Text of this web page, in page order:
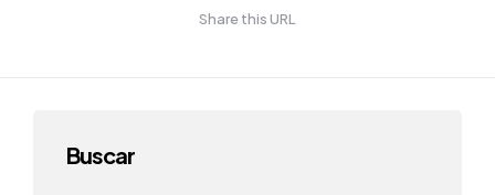
Share this URL
Buscar